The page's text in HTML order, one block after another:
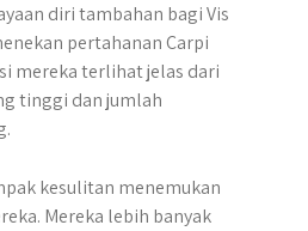
diri tambahan bagi Vis
pertahanan Carpi
mereka terlihat jelas dari
tinggi dan jumlah
kesulitan menemukan
Mereka lebih banyak